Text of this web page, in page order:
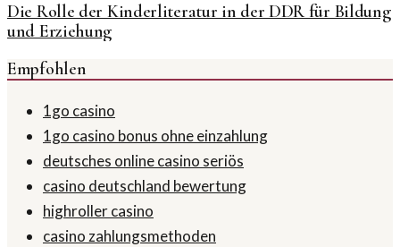
Die Rolle der Kinderliteratur in der DDR für Bildung
und Erziehung
Empfohlen
1go casino
1go casino bonus ohne einzahlung
deutsches online casino seriös
casino deutschland bewertung
highroller casino
casino zahlungsmethoden